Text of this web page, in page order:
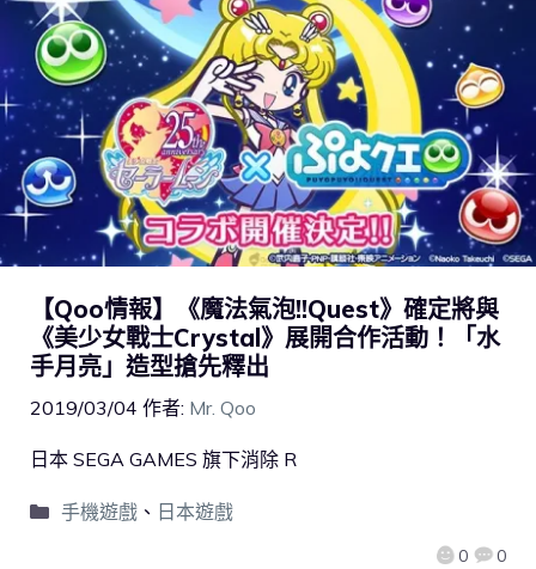
【Qoo情報】《魔法氣泡!!Quest》確定將與
《美少女戰士Crystal》展開合作活動！「水
手月亮」造型搶先釋出
2019/03/04 作者: Mr. Qoo
0 0
日本 SEGA GAMES 旗下消除 R
手機遊戲、 日本遊戲